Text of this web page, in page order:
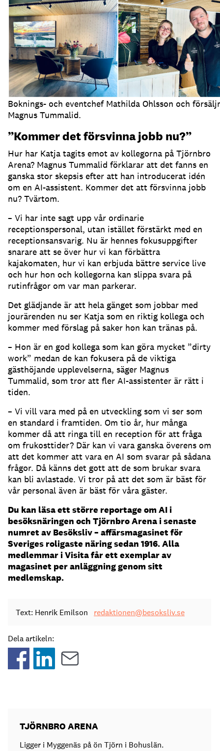
Boknings- och eventchef Mathilda Ohlsson och
Magnus Tummalid.
”Kommer det försvinna jobb nu?”
Hur har Katja tagits emot av kollegorna på Tjörnbro
Arena? Magnus Tummalid förklarar att det fanns en
ganska stor skepsis efter att han introducerat idén
om en AI-assistent. Kommer det att försvinna jobb
nu? Tvärtom.
– Vi har inte sagt upp vår ordinarie
receptionspersonal, utan istället förstärkt med en
receptionsansvarig. Nu är hennes fokusuppgifter
snarare att se över hur vi kan förbättra
kajakomaten, hur vi kan erbjuda bättre service live
och hur hon och kollegorna kan slippa svara på
rutinfrågor om var man parkerar.
Det glädjande är att hela gänget som jobbar med
jourärenden nu ser Katja som en riktig kollega och
kommer med förslag på saker hon kan tränas på.
– Hon är en god kollega som kan göra mycket ”dirty
work” medan de kan fokusera på de viktiga
gästhöjande upplevelserna, säger Magnus
Tummalid, som tror att fler AI-assistenter är rätt i
tiden.
– Vi vill vara med på en utveckling som vi ser som
en standard i framtiden. Om tio år, hur många
kommer då att ringa till en reception för att fråga
om frukosttider? Där kan vi vara ganska överens om
att det kommer att vara en AI som svarar på sådana
frågor. Då känns det gott att de som brukar svara
kan bli avlastade. Vi tror på att det som är bäst för
vår personal även är bäst för våra gäster.
Du kan läsa ett större reportage om AI i
besöksnäringen och Tjörnbro Arena i senaste
numret av Besöksliv – affärsmagasinet för
Sveriges roligaste näring sedan 1916. Alla
medlemmar i Visita får ett exemplar av
magasinet per anläggning genom sitt
medlemskap.
Text: Henrik Emilson redaktionen@besoksliv.se
Dela artikeln:
TJÖRNBRO ARENA
Ligger i Myggenäs på ön Tjörn i Bohuslän.